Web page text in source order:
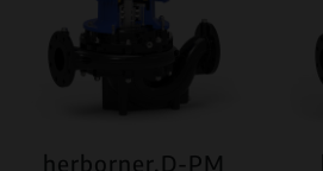
herborner.D-PM